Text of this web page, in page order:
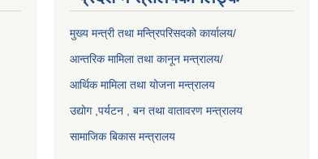
मुख्य मन्त्री तथा मन्त्रिपरिसदको कार्यालय/
आन्तरिक मामिला तथा कानून मन्त्रालय/
आर्थिक मामिला तथा योजना मन्त्रालय
उद्योग ,पर्यटन , बन तथा वातावरण मन्त्रालय
सामाजिक बिकास मन्त्रालय